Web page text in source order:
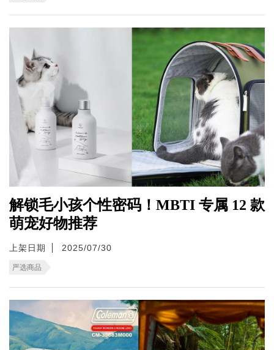
解锁毛小孩个性密码！MBTI 专属 12 款
萌宠好物推荐
上架日期 2025/07/30
严选商品